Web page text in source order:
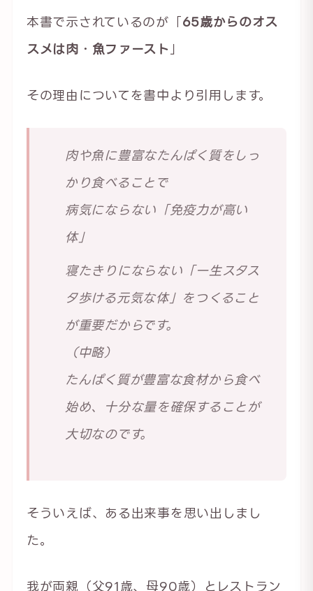
本書で示されているのが「 65歳からのオス
スメは肉・魚ファースト
その理由についてを書中より引用します。
肉や魚に豊富なたんぱく質をしっ
かり食べることで
病気にならない「免疫力が高い
体」
寝たきりにならない「一生スタス
タ歩ける元気な体」をつくること
が重要だからです。
（中略）
たんぱく質が豊富な食材から食べ
始め、十分な量を確保することが
大切なのです。
そういえば、ある出来事を思い出しまし
た。
我が両親（父91歳、母90歳）とレストラン